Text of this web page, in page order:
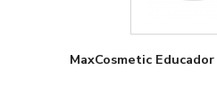
MaxCosmetic